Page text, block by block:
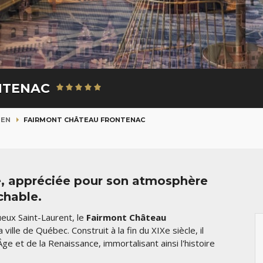
FAIRMONT CHÂTEAU FRONTENAC
appréciée pour son atmosphère
Saint-Laurent, le Fairmont Château
de Québec. Construit à la fin du XIXe siècle, il
et de la Renaissance, immortalisant ainsi l'histoire